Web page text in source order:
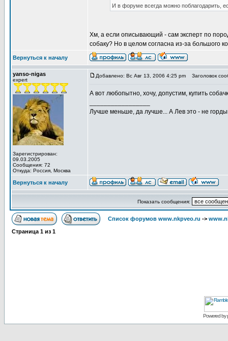
И в форуме всегда можно поблагодарить,
Хм, а если описывающий - сам эксперт по
собаку? Но в целом согласна из-за большого
Вернуться к началу
yanso-nigas
expert
Зарегистрирован:
09.03.2005
Сообщения: 72
Откуда: Россия, Москва
Добавлено: Вс Авг 13, 2006 4:25 pm Заголовок
А вот любопытно, хочу, допустим, купить
Лучше меньше, да лучше... А Лев это - не
Вернуться к началу
Показать сообщения:
Список форумов www.nkpveo.ru ->
Страница 1 из 1
Powered by